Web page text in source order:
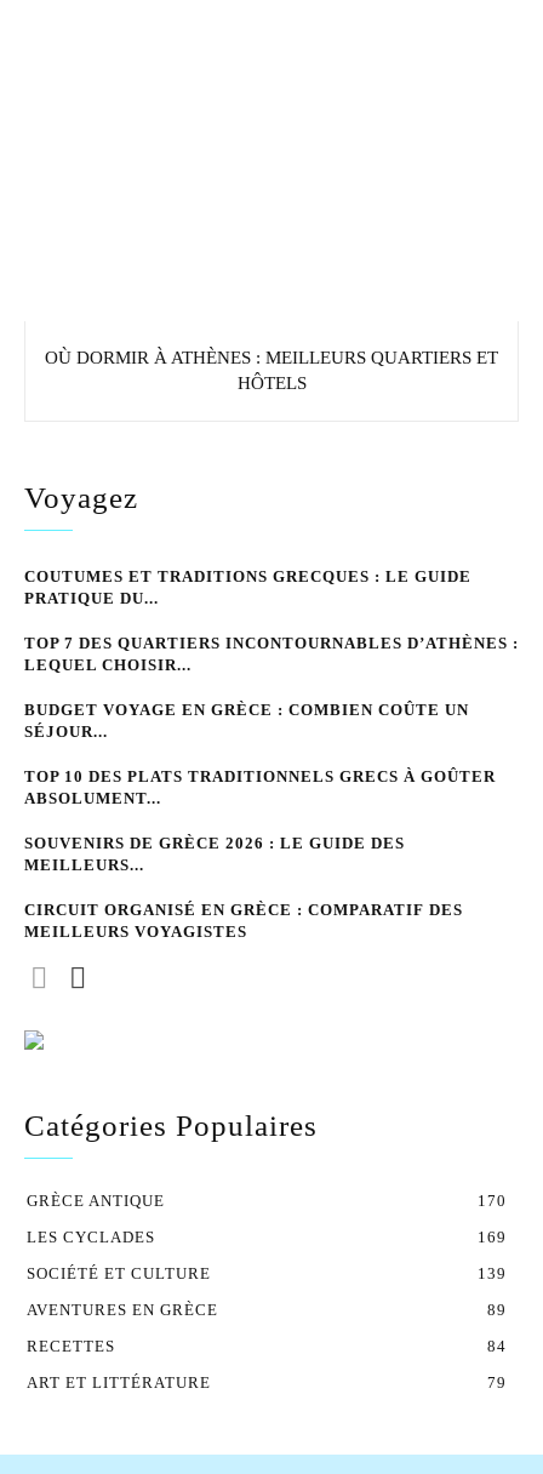
OÙ DORMIR À ATHÈNES : MEILLEURS QUARTIERS ET
HÔTELS
Voyagez
COUTUMES ET TRADITIONS GRECQUES : LE GUIDE
PRATIQUE DU...
TOP 7 DES QUARTIERS INCONTOURNABLES D’ATHÈNES :
LEQUEL CHOISIR...
BUDGET VOYAGE EN GRÈCE : COMBIEN COÛTE UN
SÉJOUR...
TOP 10 DES PLATS TRADITIONNELS GRECS À GOÛTER
ABSOLUMENT...
SOUVENIRS DE GRÈCE 2026 : LE GUIDE DES
MEILLEURS...
CIRCUIT ORGANISÉ EN GRÈCE : COMPARATIF DES
MEILLEURS VOYAGISTES
Catégories Populaires
GRÈCE ANTIQUE
170
LES CYCLADES
169
SOCIÉTÉ ET CULTURE
139
AVENTURES EN GRÈCE
89
RECETTES
84
ART ET LITTÉRATURE
79